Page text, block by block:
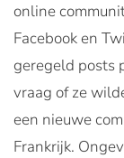
online
Facebook en
geregeld posts
vraag of ze
een nieuwe
Frankrijk.